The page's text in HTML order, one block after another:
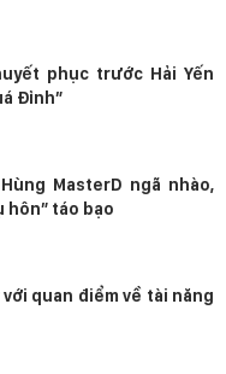
phục trước Hải Yến
Đỉnh”
MasterD ngã nhào,
hôn” táo bạo
quan điểm về tài năng